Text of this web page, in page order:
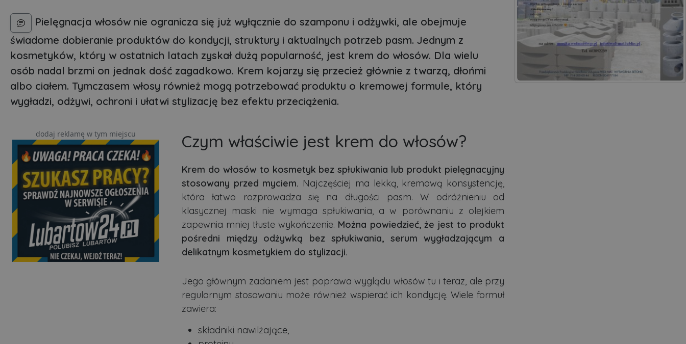
Pielęgnacja włosów nie ogranicza się już wyłącznie do szamponu i odżywki, ale obejmuje
świadome dobieranie produktów do kondycji, struktury i aktualnych potrzeb pasm. Jednym z
kosmetyków, który w ostatnich latach zyskał dużą popularność, jest krem do włosów. Dla wielu
osób nadal brzmi on jednak dość zagadkowo. Krem kojarzy się przecież głównie z twarzą, dłońmi
albo ciałem. Tymczasem włosy również mogą potrzebować produktu o kremowej formule, który
wygładzi, odżywi, ochroni i ułatwi stylizację bez efektu przeciążenia.
dodaj reklamę w tym miejscu Czym właściwie jest krem do włosów?
Krem do włosów to kosmetyk bez spłukiwania lub produkt pielęgnacyjny
stosowany przed myciem. Najczęściej ma lekką, kremową konsystencję,
która łatwo rozprowadza się na długości pasm. W odróżnieniu od
klasycznej maski nie wymaga spłukiwania, a w porównaniu z olejkiem
zapewnia mniej tłuste wykończenie. Można powiedzieć, że jest to produkt
pośredni między odżywką bez spłukiwania, serum wygładzającym a
delikatnym kosmetykiem do stylizacji.
Jego głównym zadaniem jest poprawa wyglądu włosów tu i teraz, ale przy
regularnym stosowaniu może również wspierać ich kondycję. Wiele formuł
zawiera:
składniki nawilżające,